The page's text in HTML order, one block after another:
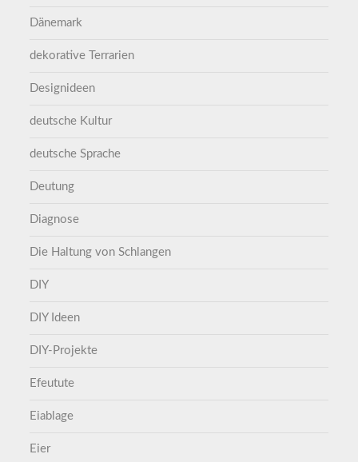
Dänemark
dekorative Terrarien
Designideen
deutsche Kultur
deutsche Sprache
Deutung
Diagnose
Die Haltung von Schlangen
DIY
DIY Ideen
DIY-Projekte
Efeutute
Eiablage
Eier